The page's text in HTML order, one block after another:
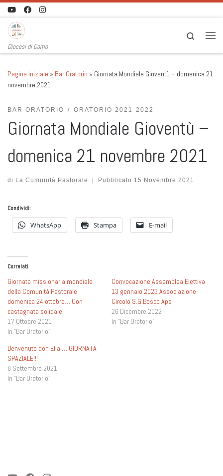
Passa al contenuto
Diocesi di Como
Search
Pagina iniziale » Bar Oratorio » Giornata Mondiale Gioventù – domenica 21
novembre 2021
BAR ORATORIO ORATORIO 2021-2022
Giornata Mondiale Gioventù –
domenica 21 novembre 2021
di La Cumunità Pastorale | Pubblicato 15 Novembre 2021
Condividi:
WhatsApp Stampa E-mail
Correlati
Giornata missionaria mondiale
della Comunità Pastorale:
domenica 24 ottobre… Con
castagnata solidale!
17 Ottobre 2021
In "Bar Oratorio"
Convocazione Assemblea Elettiva
13 gennaio 2023 Associazione
Circolo S.G.Bosco Aps
26 Dicembre 2022
In "Bar Oratorio"
Benvenuto don Elia … GIORNATA
SPAZIALE!!!
8 Settembre 2021
In "Bar Oratorio"